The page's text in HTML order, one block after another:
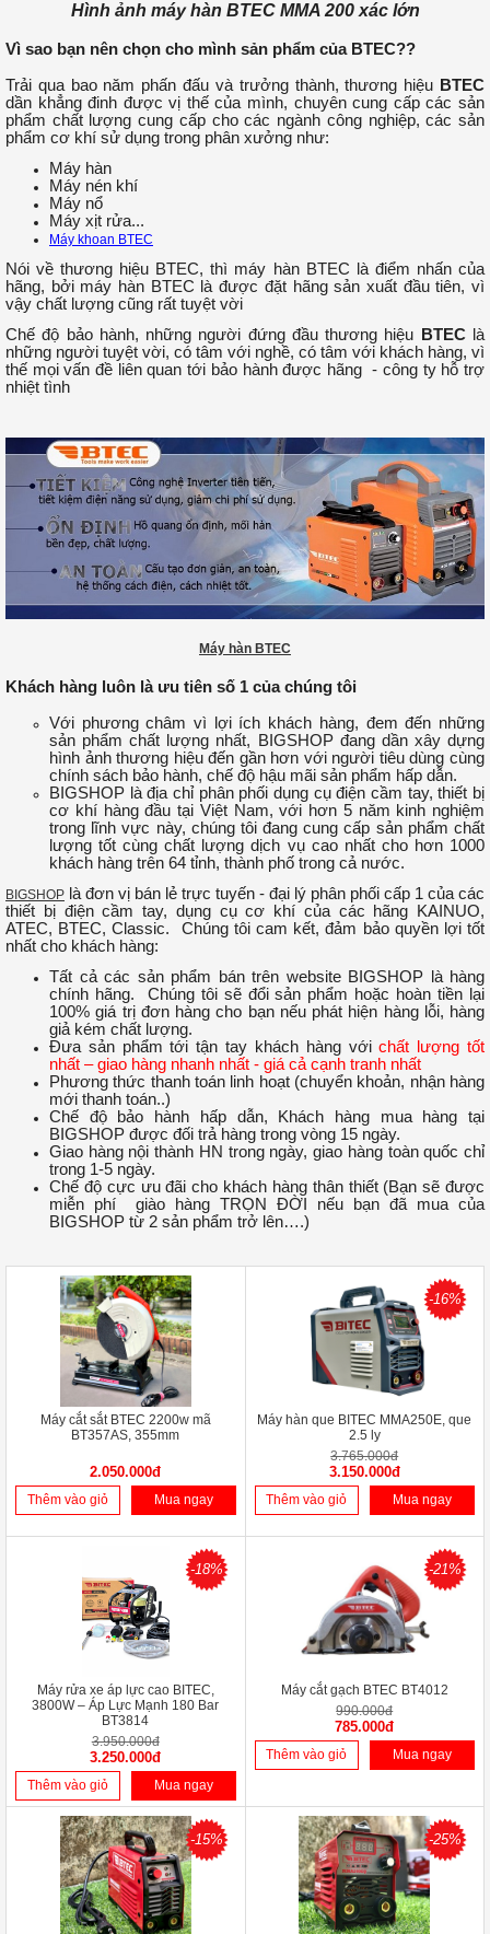
Hình ảnh máy hàn BTEC MMA 200 xác lớn
Vì sao bạn nên chọn cho mình sản phẩm của BTEC??
Trải qua bao năm phấn đấu và trưởng thành, thương hiệu BTEC
dần khẳng đinh được vị thế của mình, chuyên cung cấp các sản
phẩm chất lượng cung cấp cho các ngành công nghiệp, các sản
phẩm cơ khí sử dụng trong phân xưởng như:
Máy hàn
Máy nén khí
Máy nổ
Máy xịt rửa...
Máy khoan BTEC
Nói về thương hiệu BTEC, thì máy hàn BTEC là điểm nhấn của
hãng, bởi máy hàn BTEC là được đặt hãng sản xuất đầu tiên, vì
vậy chất lượng cũng rất tuyệt vời
Chế độ bảo hành, những người đứng đầu thương hiệu
BTEClà
những người tuyệt vời, có tâm với nghề, có tâm với khách hàng, vì
thế mọi vấn đề liên quan tới bảo hành được hãng - công ty hỗ trợ
nhiệt tình
Máy hàn BTEC
Khách hàng luôn là ưu tiên số 1 của chúng tôi
Với phương châm vì lợi ích khách hàng, đem đến những
sản phẩm chất lượng nhất, BIGSHOP đang dần xây dựng
hình ảnh thương hiệu đến gần hơn với người tiêu dùng cùng
chính sách bảo hành, chế độ hậu mãi sản phẩm hấp dẫn.
BIGSHOP là địa chỉ phân phối dụng cụ điện cầm tay, thiết bị
cơ khí hàng đầu tại Việt Nam, với hơn 5 năm kinh nghiệm
trong lĩnh vực này, chúng tôi đang cung cấp sản phẩm chất
lượng tốt cùng chất lượng dịch vụ cao nhất cho hơn 1000
khách hàng trên 64 tỉnh, thành phố trong cả nước.
BIGSHOP là đơn vị bán lẻ trực tuyến - đại lý phân phối cấp 1 của các
thiết bị điện cầm tay, dụng cụ cơ khí của các hãng KAINUO,
ATEC, BTEC, Classic. Chúng tôi cam kết, đảm bảo quyền lợi tốt
nhất cho khách hàng:
Tất cả các sản phẩm bán trên website BIGSHOP là hàng
chính hãng. Chúng tôi sẽ đổi sản phẩm hoặc hoàn tiền lại
100% giá trị đơn hàng cho bạn nếu phát hiện hàng lỗi, hàng
giả kém chất lượng.
Đưa sản phẩm tới tận tay khách hàng vớichất lượng tốt
nhất – giao hàng nhanh nhất - giá cả cạnh tranh nhất
Phương thức thanh toán linh hoạt (chuyển khoản, nhận hàng
mới thanh toán..)
Chế độ bảo hành hấp dẫn, Khách hàng mua hàng tại
BIGSHOP được đối trả hàng trong vòng 15 ngày.
Giao hàng nội thành HN trong ngày, giao hàng toàn quốc chỉ
trong 1-5 ngày.
Chế độ cực ưu đãi cho khách hàng thân thiết (Bạn sẽ được
miễn phí giào hàng TRỌN ĐỜI nếu bạn đã mua của
BIGSHOP từ 2 sản phẩm trở lên….)
Máy cắt sắt BTEC 2200w mã
BT357AS, 355mm
2.050.000đ
Thêm vào giỏ Mua ngay
-16%
Máy hàn que BITEC MMA250E, que
2.5 ly
3.765.000đ
3.150.000đ
Thêm vào giỏ Mua ngay
-18%
Máy rửa xe áp lực cao BITEC,
3800W – Áp Lực Mạnh 180 Bar
BT3814
3.950.000đ
3.250.000đ
Thêm vào giỏ Mua ngay
-21%
Máy cắt gạch BTEC BT4012
990.000đ
785.000đ
Thêm vào giỏ Mua ngay
-15% -25%